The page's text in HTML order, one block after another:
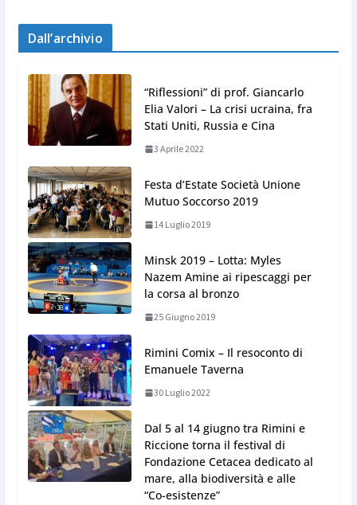
Dall’archivio
“Riflessioni” di prof. Giancarlo
Elia Valori – La crisi ucraina, fra
Stati Uniti, Russia e Cina
3 Aprile 2022
Festa d’Estate Società Unione
Mutuo Soccorso 2019
14 Luglio 2019
Minsk 2019 – Lotta: Myles
Nazem Amine ai ripescaggi per
la corsa al bronzo
25 Giugno 2019
Rimini Comix – Il resoconto di
Emanuele Taverna
30 Luglio 2022
Dal 5 al 14 giugno tra Rimini e
Riccione torna il festival di
Fondazione Cetacea dedicato al
mare, alla biodiversità e alle
“Co-esistenze”